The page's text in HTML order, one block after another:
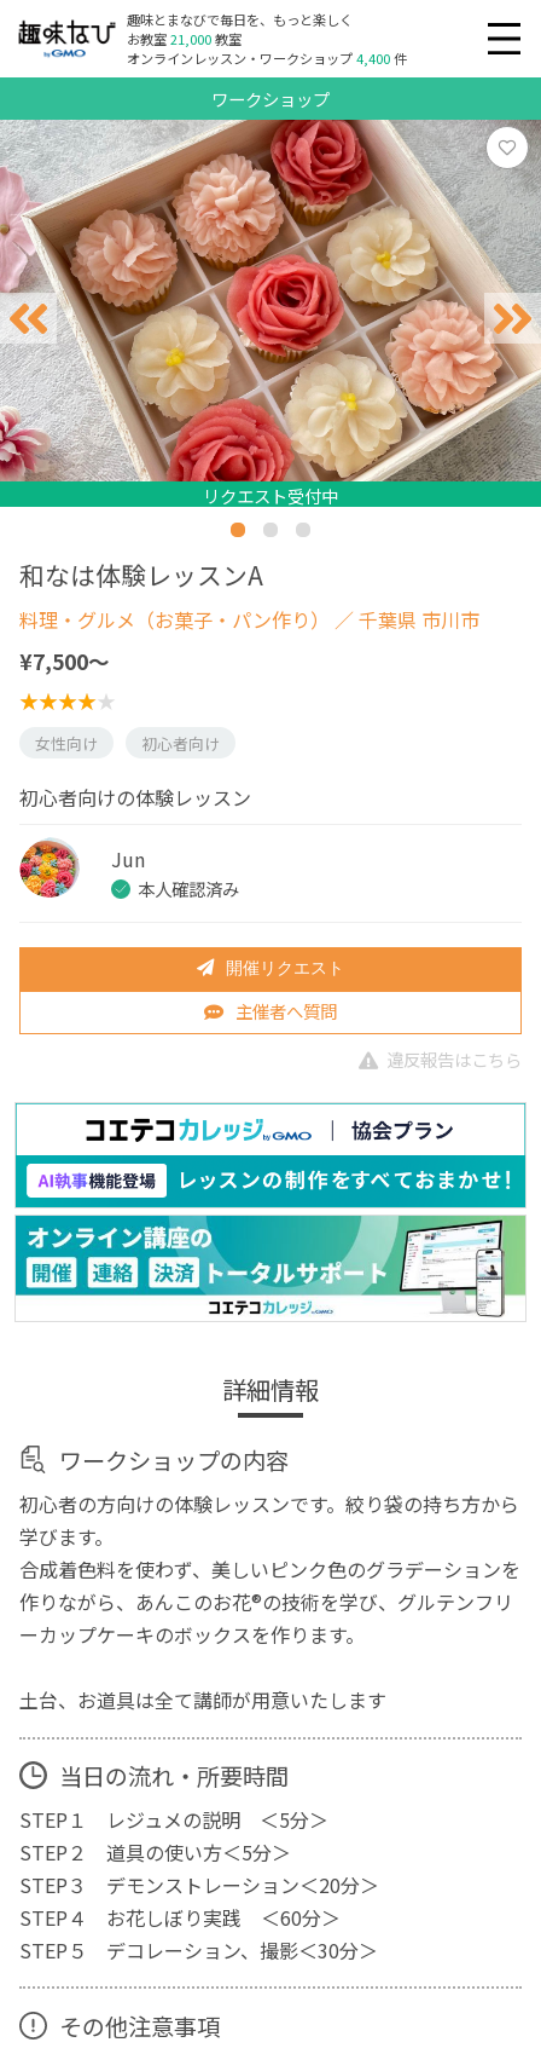
趣味とまなびで毎日を、もっと楽しく
お教室21,000教室
オンラインレッスン・ワークショップ4,400件
ワークショップ
リクエスト受付中
リクエスト受付中
リクエスト受付中
リクエスト受付中
和なは体験レッスンA
料理・グルメ（お菓子・パン作り） ／ 千葉県 市川市
¥7,500〜
女性向け 初心者向け
初心者向けの体験レッスン
Jun
本人確認済み
開催リクエスト
主催者へ質問
違反報告はこちら
詳細情報
ワークショップの内容
初心者の方向けの体験レッスンです。絞り袋の持ち方から
学びます。
合成着色料を使わず、美しいピンク色のグラデーションを
作りながら、あんこのお花®の技術を学び、グルテンフリ
ーカップケーキのボックスを作ります。
土台、お道具は全て講師が用意いたします
当日の流れ・所要時間
STEP１ レジュメの説明 ＜5分＞
STEP２ 道具の使い方＜5分＞
STEP３ デモンストレーション＜20分＞
STEP４ お花しぼり実践 ＜60分＞
STEP５ デコレーション、撮影＜30分＞
その他注意事項